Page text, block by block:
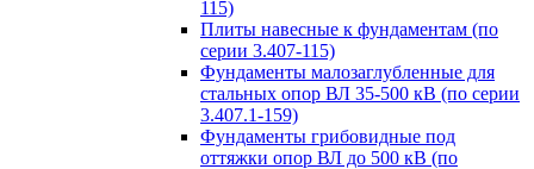
115)
Плиты навесные к фундаментам (по
серии 3.407-115)
Фундаменты малозаглубленные для
стальных опор ВЛ 35-500 кВ (по серии
3.407.1-159)
Фундаменты грибовидные под
оттяжки опор ВЛ до 500 кВ (по